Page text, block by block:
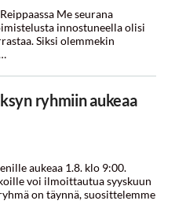
Me seurana
innostuneella olisi
Siksi olemmekin
ryhmiin aukeaa
aukeaa 1.8. klo 9:00.
voi ilmoittautua syyskuun
on täynnä, suosittelemme